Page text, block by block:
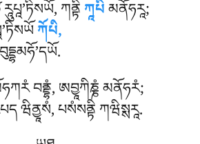
ཀནྟིཀཱཔིམནོཧརཱ;
ཀོཔི,
བནྡྷཾ, ཨབྱཱཀིཎྞཾ མནོཧརཾ;
ཝིནྱཱསཾ, པསཾསནྟི ཀཝིསྶརཱ.